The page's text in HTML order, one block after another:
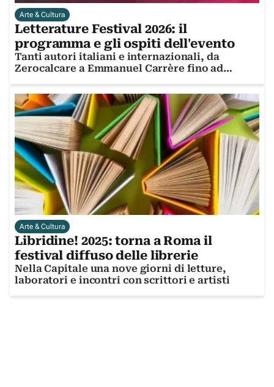
Arte & Cultura
Letterature Festival 2026: il
programma e gli ospiti dell'evento
Tanti autori italiani e internazionali, da
Zerocalcare a Emmanuel Carrère fino ad
Arte & Cultura
Libridine! 2025: torna a Roma il
festival diffuso delle librerie
Nella Capitale una nove giorni di letture,
laboratori e incontri con scrittori e artisti